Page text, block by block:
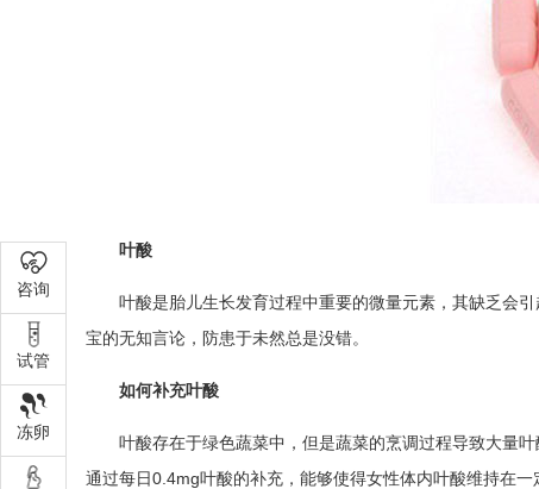
叶酸
叶酸是胎儿生长发育过程中重要的微量元素，其缺乏会
宝的无知言论，防患于未然总是没错。
如何补充叶酸
叶酸存在于绿色蔬菜中，但是蔬菜的烹调过程导致大量
通过每日0.4mg叶酸的补充，能够使得女性体内叶酸维持在
咨询
试管
冻卵